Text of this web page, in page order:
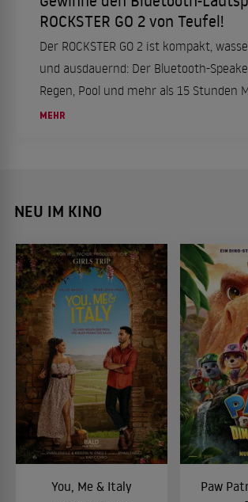
ROCKSTER GO 2 von Teufel!
Der ROCKSTER GO 2 ist kompakt,
und ausdauernd: Der Bluetooth-
Regen, Pool und mehr als 15 Stunden
Wir verlosen einen Lautsprecher!
MEHR
NEU IM KINO
You, Me & Italy
Paw